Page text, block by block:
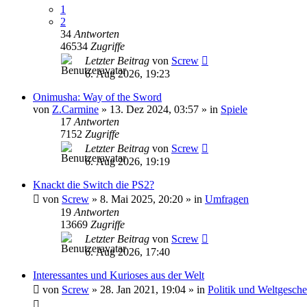
1
2
34 Antworten
46534 Zugriffe
Letzter Beitrag von Screw
6. Aug 2026, 19:23
Onimusha: Way of the Sword
von Z.Carmine » 13. Dez 2024, 03:57 » in Spiele
17 Antworten
7152 Zugriffe
Letzter Beitrag von Screw
6. Aug 2026, 19:19
Knackt die Switch die PS2?
von Screw » 8. Mai 2025, 20:20 » in Umfragen
19 Antworten
13669 Zugriffe
Letzter Beitrag von Screw
6. Aug 2026, 17:40
Interessantes und Kurioses aus der Welt
von Screw » 28. Jan 2021, 19:04 » in Politik und